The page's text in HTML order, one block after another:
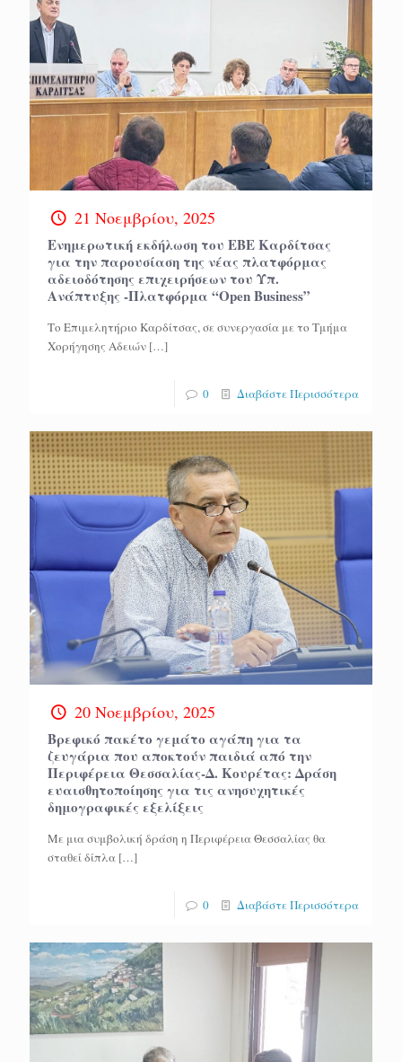
21 Νοεμβρίου, 2025
Ενημερωτική εκδήλωση του ΕΒΕ Καρδίτσας
για την παρουσίαση της νέας πλατφόρμας
αδειοδότησης επιχειρήσεων του Υπ.
Ανάπτυξης -Πλατφόρμα “Open Business”
Το Επιμελητήριο Καρδίτσας, σε συνεργασία με το Τμήμα
Χορήγησης Αδειών […]
0 Διαβάστε Περισσότερα
20 Νοεμβρίου, 2025
Βρεφικό πακέτο γεμάτο αγάπη για τα
ζευγάρια που αποκτούν παιδιά από την
Περιφέρεια Θεσσαλίας-Δ. Κουρέτας: Δράση
ευαισθητοποίησης για τις ανησυχητικές
δημογραφικές εξελίξεις
Με μια συμβολική δράση η Περιφέρεια Θεσσαλίας θα
σταθεί δίπλα […]
0 Διαβάστε Περισσότερα